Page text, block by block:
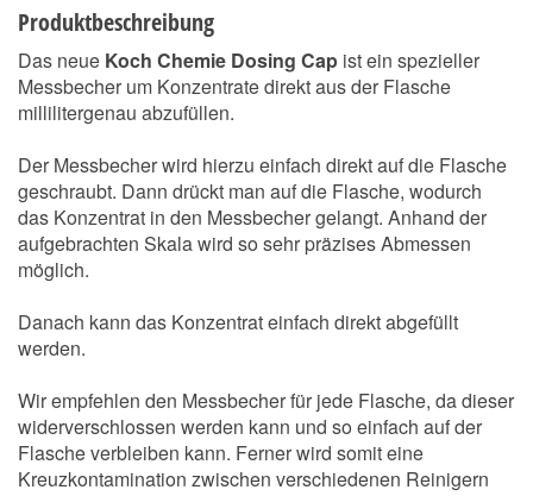
Produktbeschreibung
Das neue Koch Chemie Dosing Cap ist ein spezieller
Messbecher um Konzentrate direkt aus der Flasche
millilitergenau abzufüllen.
Der Messbecher wird hierzu einfach direkt auf die Flasche
geschraubt. Dann drückt man auf die Flasche, wodurch
das Konzentrat in den Messbecher gelangt. Anhand der
aufgebrachten Skala wird so sehr präzises Abmessen
möglich.
Danach kann das Konzentrat einfach direkt abgefüllt
werden.
Wir empfehlen den Messbecher für jede Flasche, da dieser
widerverschlossen werden kann und so einfach auf der
Flasche verbleiben kann. Ferner wird somit eine
Kreuzkontamination zwischen verschiedenen Reinigern